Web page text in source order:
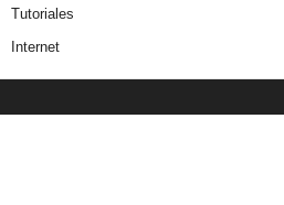
Tutoriales
Internet